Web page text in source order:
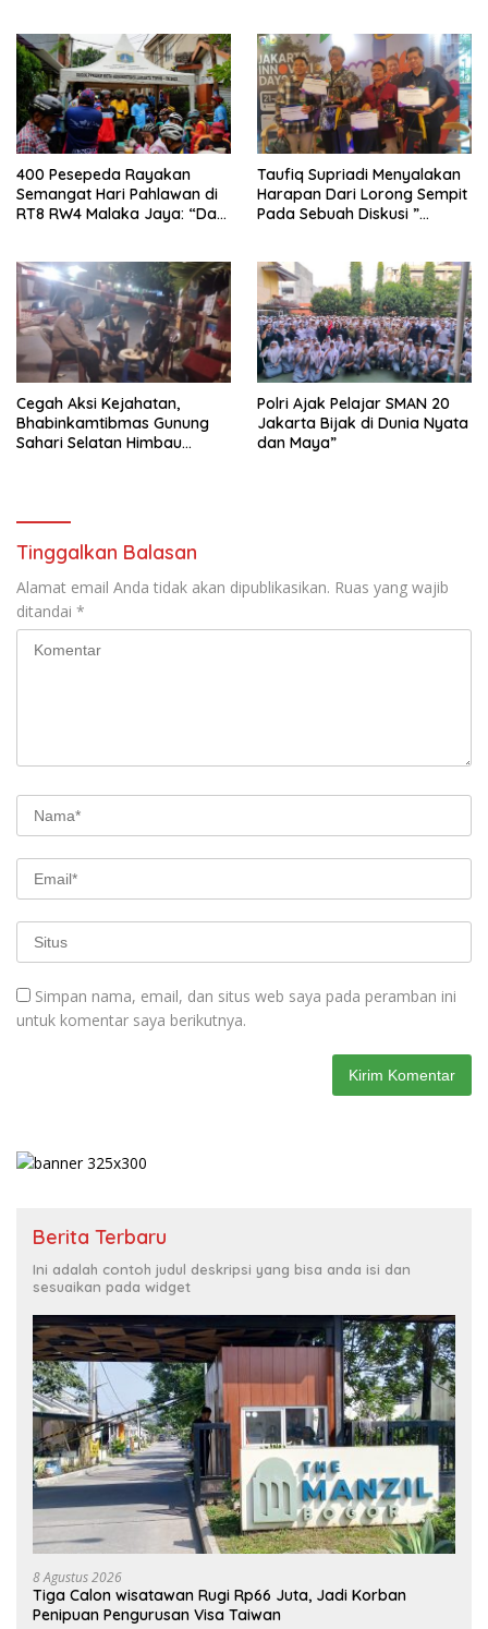
400 Pesepeda Rayakan
Semangat Hari Pahlawan di
RT8 RW4 Malaka Jaya: “Dari
Taufiq Supriadi Menyalakan
Harapan Dari Lorong Sempit
Pada Sebuah Diskusi ”
Cegah Aksi Kejahatan,
Bhabinkamtibmas Gunung
Sahari Selatan Himbau
Polri Ajak Pelajar SMAN 20
Jakarta Bijak di Dunia Nyata
dan Maya”
Tinggalkan Balasan
Alamat email Anda tidak akan dipublikasikan. Ruas yang wajib
ditandai *
Simpan nama, email, dan situs web saya pada peramban ini
untuk komentar saya berikutnya.
Berita Terbaru
Ini adalah contoh judul deskripsi yang bisa anda isi dan
sesuaikan pada widget
8 Agustus 2026
Tiga Calon wisatawan Rugi Rp66 Juta, Jadi Korban
Penipuan Pengurusan Visa Taiwan